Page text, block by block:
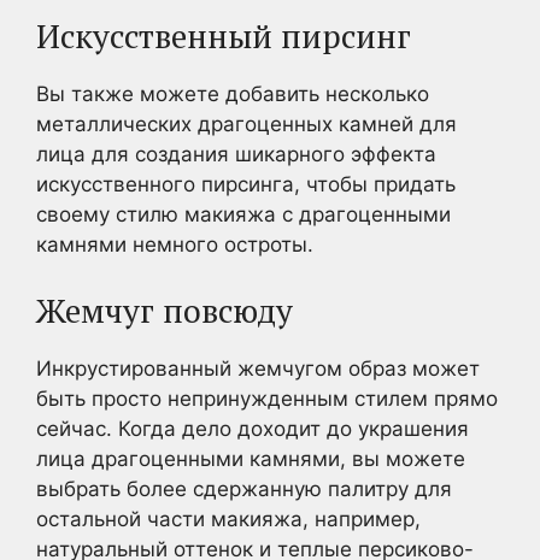
Искусственный пирсинг
Вы также можете добавить несколько
металлических драгоценных камней для
лица для создания шикарного эффекта
искусственного пирсинга, чтобы придать
своему стилю макияжа с драгоценными
камнями немного остроты.
Жемчуг повсюду
Инкрустированный жемчугом образ может
быть просто непринужденным стилем прямо
сейчас. Когда дело доходит до украшения
лица драгоценными камнями, вы можете
выбрать более сдержанную палитру для
остальной части макияжа, например,
натуральный оттенок и теплые персиково-